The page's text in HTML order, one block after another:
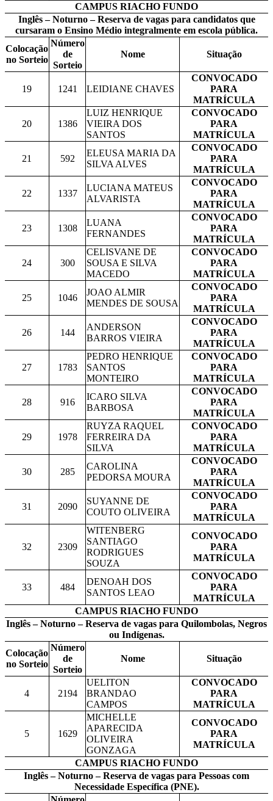
CAMPUS RIACHO FUNDO
Inglês – Noturno – Reserva de vagas para candidatos que
cursaram o Ensino Médio integralmente em escola pública.
Colocação
no Sorteio
Número
de
Sorteio
Nome Situação
19 1241 LEIDIANE CHAVES
CONVOCADO
PARA
MATRÍCULA
20 1386
LUIZ HENRIQUE
VIEIRA DOS
SANTOS
CONVOCADO
PARA
MATRÍCULA
21 592
ELEUSA MARIA DA
SILVA ALVES
CONVOCADO
PARA
MATRÍCULA
22 1337
LUCIANA MATEUS
ALVARISTA
CONVOCADO
PARA
MATRÍCULA
23 1308
LUANA
FERNANDES
CONVOCADO
PARA
MATRÍCULA
24 300
CELISVANE DE
SOUSA E SILVA
MACEDO
CONVOCADO
PARA
MATRÍCULA
25 1046
JOAO ALMIR
MENDES DE SOUSA
CONVOCADO
PARA
MATRÍCULA
26 144
ANDERSON
BARROS VIEIRA
CONVOCADO
PARA
MATRÍCULA
27 1783
PEDRO HENRIQUE
SANTOS
MONTEIRO
CONVOCADO
PARA
MATRÍCULA
28 916
ICARO SILVA
BARBOSA
CONVOCADO
PARA
MATRÍCULA
29 1978
RUYZA RAQUEL
FERREIRA DA
SILVA
CONVOCADO
PARA
MATRÍCULA
30 285
CAROLINA
PEDORSA MOURA
CONVOCADO
PARA
MATRÍCULA
31 2090
SUYANNE DE
COUTO OLIVEIRA
CONVOCADO
PARA
MATRÍCULA
32 2309
WITENBERG
SANTIAGO
RODRIGUES
SOUZA
CONVOCADO
PARA
MATRÍCULA
33 484
DENOAH DOS
SANTOS LEAO
CONVOCADO
PARA
MATRÍCULA
CAMPUS RIACHO FUNDO
Inglês – Noturno – Reserva de vagas para Quilombolas, Negros
ou Indígenas.
Colocação
no Sorteio
Número
de
Sorteio
Nome Situação
4 2194
UELITON
BRANDAO
CAMPOS
CONVOCADO
PARA
MATRÍCULA
5 1629
MICHELLE
APARECIDA
OLIVEIRA
GONZAGA
CONVOCADO
PARA
MATRÍCULA
CAMPUS RIACHO FUNDO
Inglês – Noturno – Reserva de vagas para Pessoas com
Necessidade Específica (PNE).